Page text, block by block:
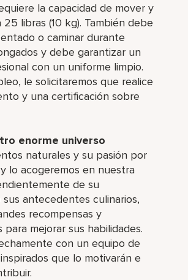
la capacidad de mover y
libras (10 kg). También debe
o caminar durante
y debe garantizar un
con un uniforme limpio.
le solicitaremos que realice
y una certificación sobre
enorme universo
naturales y su pasión por
lo acogeremos en nuestra
de su
sus antecedentes culinarios,
recompensas y
mejorar sus habilidades.
con un equipo de
que lo motivarán e